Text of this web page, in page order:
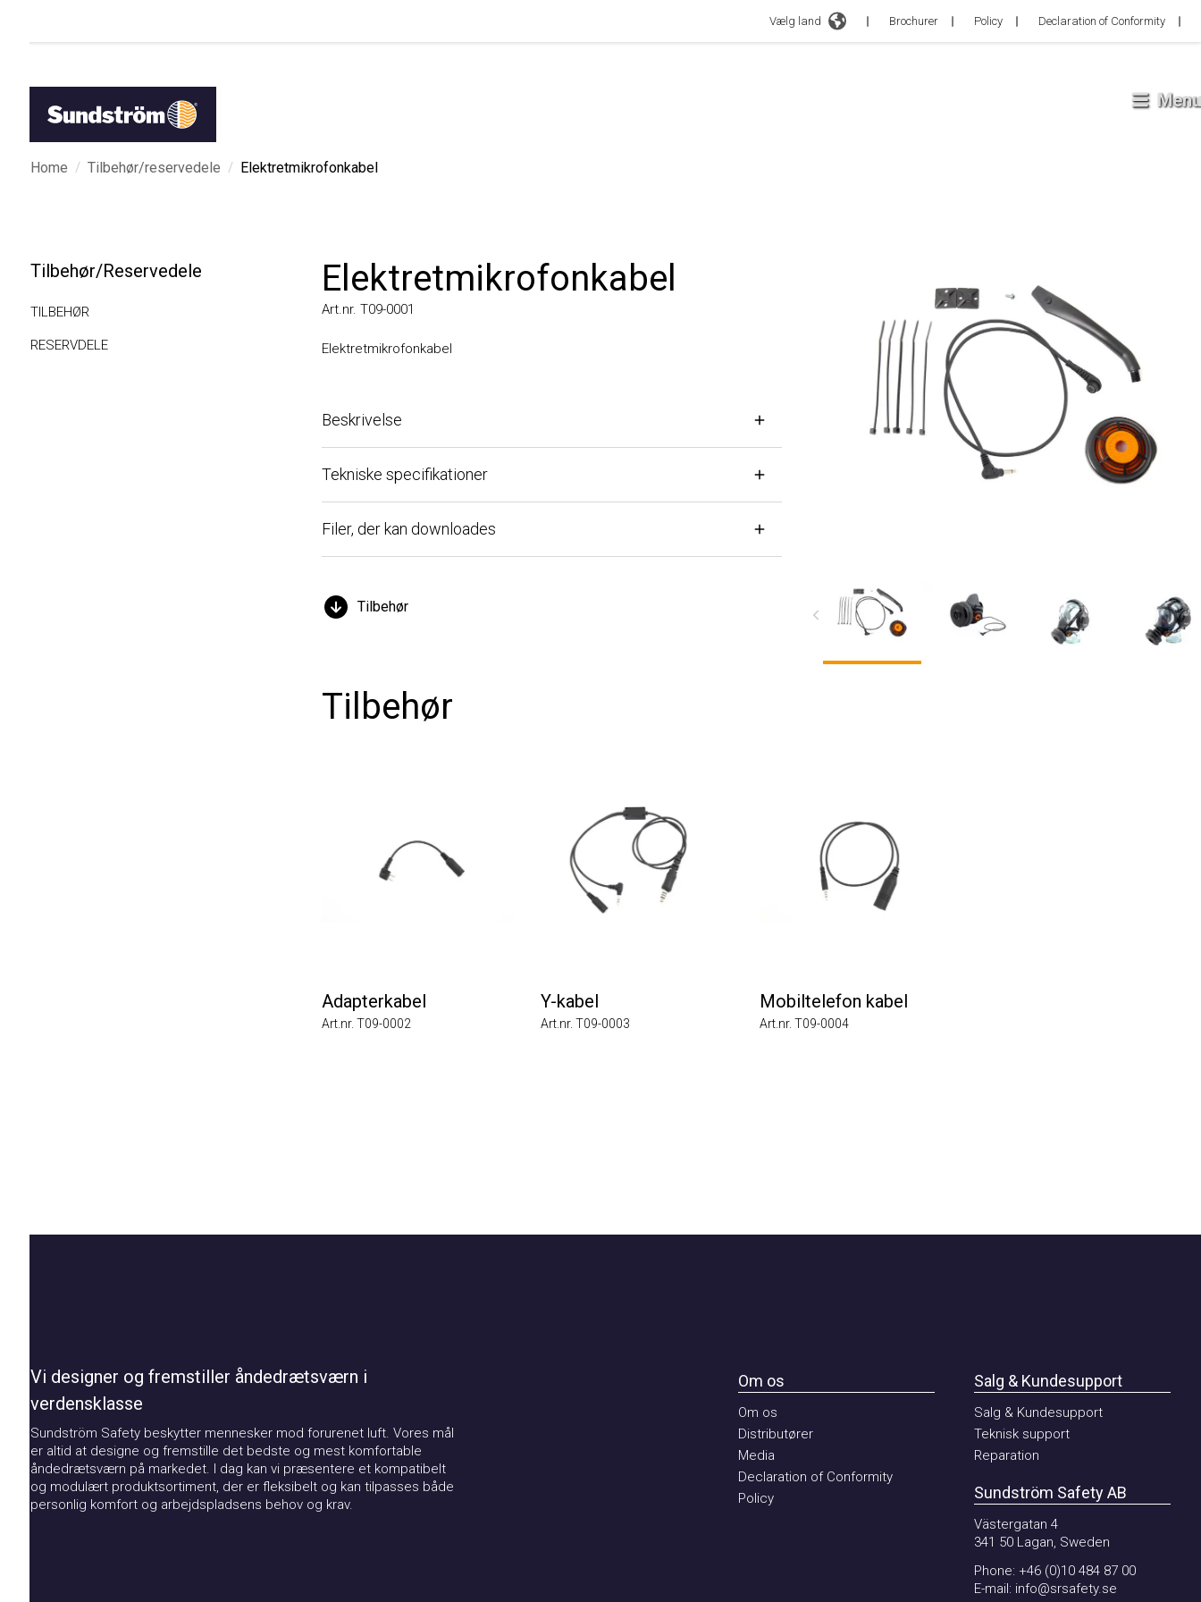
Vælg land Brochurer Policy Declaration of Conformity
Menu
Home / Tilbehør/reservedele / Elektretmikrofonkabel
Tilbehør/Reservedele
TILBEHØR
RESERVDELE
Elektretmikrofonkabel
Art.nr. T09-0001
Elektretmikrofonkabel
Beskrivelse
Tekniske specifikationer
Filer, der kan downloades
Tilbehør
Tilbehør
Adapterkabel
Art.nr. T09-0002
Y-kabel
Art.nr. T09-0003
Mobiltelefon kabel
Art.nr. T09-0004
Vi designer og fremstiller åndedrætsværn i
verdensklasse
Sundström Safety beskytter mennesker mod forurenet luft. Vores mål
er altid at designe og fremstille det bedste og mest komfortable
åndedrætsværn på markedet. I dag kan vi præsentere et kompatibelt
og modulært produktsortiment, der er fleksibelt og kan tilpasses både
personlig komfort og arbejdspladsens behov og krav.
Om os
Om os
Distributører
Media
Declaration of Conformity
Policy
Salg & Kundesupport
Salg & Kundesupport
Teknisk support
Reparation
Sundström Safety AB
Västergatan 4
341 50 Lagan, Sweden
Phone:+46 (0)10 484 87 00
E-mail:info@srsafety.se